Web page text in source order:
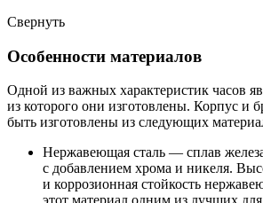
Свернуть
Особенности материалов
Одной из важных характеристик часов
из которого они изготовлены. Корпус и
быть изготовлены из следующих
Нержавеющая сталь — сплав
с добавлением хрома и никеля.
и коррозионная стойкость